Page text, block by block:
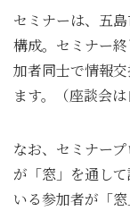
セミナーは、五
構成。セミナー
加者同士で情報
ます。（座談会は
なお、セミナー
が「窓」を通し
いる参加者が「